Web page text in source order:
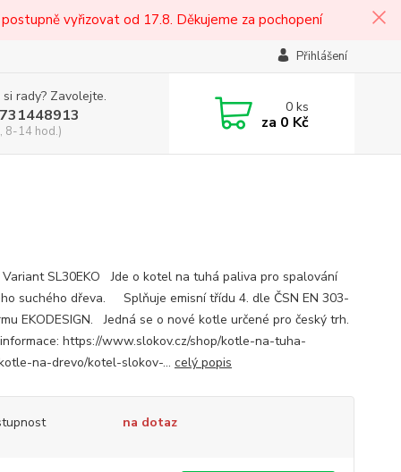
vyřizovat od 17.8. Děkujeme za pochopení
Přihlášení
rady? Zavolejte.
8-14 hod.)
0ks
za 0 Kč
SL30EKO Jde o kotel na tuhá paliva pro spalování
suchého dřeva. Splňuje emisní třídu 4. dle ČSN EN 303-
EKODESIGN. Jedná se o nové kotle určené pro český trh.
https://www.slokov.cz/shop/kotle-na-tuha-
na-drevo/kotel-slokov-... celý popis
na dotaz